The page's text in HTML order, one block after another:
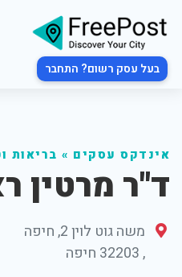
בעל עסק רשום? התחבר
אינדקס עסקים » בריאות
ד"ר מרטין
משה גוט לוין 2, חיפה
,
32203 חיפה